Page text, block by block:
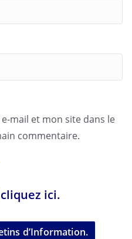
mail et mon site dans le
commentaire.
ici.
d’Information.